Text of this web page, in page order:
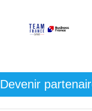
Devenir